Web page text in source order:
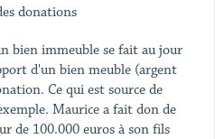
donations
bien immeuble se fait au jour
d'un bien meuble (argent
Ce qui est source de
Maurice a fait don de
de 100.000 euros à son fils